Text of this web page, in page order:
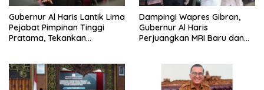
Gubernur Al Haris Lantik Lima
Pejabat Pimpinan Tinggi
Pratama, Tekankan
Integritas
Dampingi Wapres Gibran,
Gubernur Al Haris
Perjuangkan MRI Baru dan